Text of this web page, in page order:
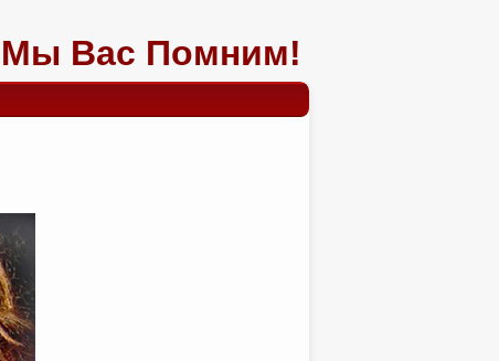
Мы Вас Помним!